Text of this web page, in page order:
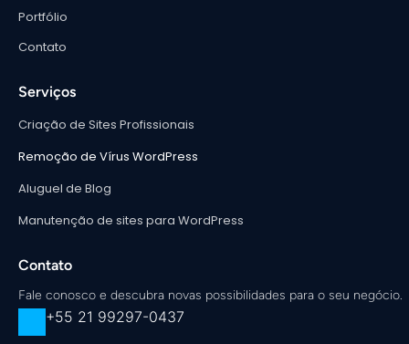
Portfólio
Contato
Serviços
Criação de Sites Profissionais
Remoção de Vírus WordPress
Aluguel de Blog
Manutenção de sites para WordPress
Contato
Fale conosco e descubra novas possibilidades para o seu negócio.
+55 21 99297-0437